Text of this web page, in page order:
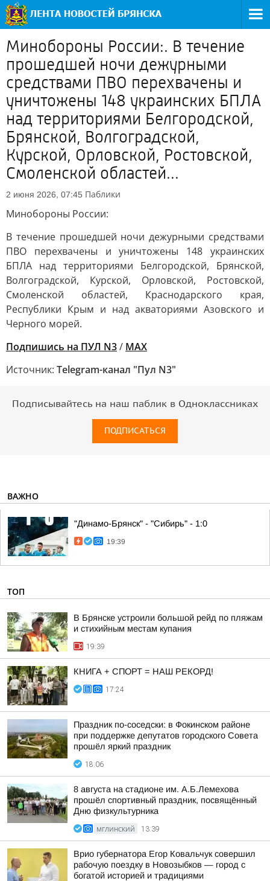
Минобороны России:. В течение
прошедшей ночи дежурными
средствами ПВО перехвачены и
уничтожены 148 украинских БПЛА
над территориями Белгородской,
Брянской, Волгоградской,
Курской, Орловской, Ростовской,
Смоленской областей...
2 июня 2026, 07:45 Паблики
Минобороны России:
В течение прошедшей ночи дежурными средствами
ПВО перехвачены и уничтожены 148 украинских
БПЛА над территориями Белгородской, Брянской,
Волгоградской, Курской, Орловской, Ростовской,
Смоленской областей, Краснодарского края,
Республики Крым и над акваториями Азовского и
Черного морей.
Подпишись на ПУЛ N3/ MAX
Источник: Telegram-канал "Пул N3"
Подписывайтесь на наш паблик в Одноклассниках
ПОДПИСАТЬСЯ
ВАЖНО
"Динамо-Брянск" - "Сибирь" - 1:0
19:39
ТОП
В Брянске устроили большой рейд по пляжам
и стихийным местам купания
19:39
КНИГА + СПОРТ = НАШ РЕКОРД!
17:24
Праздник по-соседски: в Фокинском районе
при поддержке депутатов городского Совета
прошёл яркий праздник
18:06
8 августа на стадионе им. А.Б.Лемехова
прошёл спортивный праздник, посвящённый
Дню физкультурника
МГЛИНСКИЙ 13:39
Врио губернатора Егор Ковальчук совершил
рабочую поездку в Новозыбков — город с
богатой историей и традициями